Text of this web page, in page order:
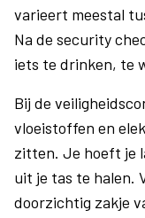
varieert meestal
Na de security
iets te drinken, te
Bij de
vloeistoffen en
zitten. Je hoeft je
uit je tas te halen.
doorzichtig zakje